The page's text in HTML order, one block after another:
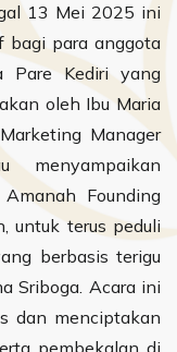
13 Mei 2025 ini
bagi para anggota
Pare Kediri yang
oleh Ibu Maria
Manager
Founding
untuk terus peduli
berbasis terigu
Sriboga. Acara ini
dan menciptakan